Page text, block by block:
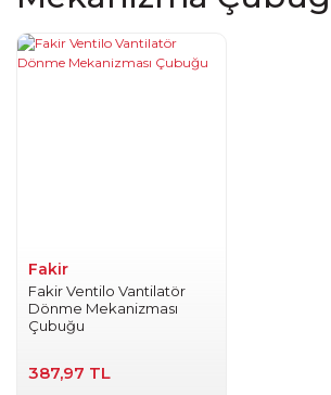
Fakir
Fakir Ventilo Vantilatör
Dönme Mekanizması
Çubuğu
387,97 TL